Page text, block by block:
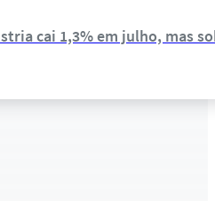
cai 1,3% em julho, mas